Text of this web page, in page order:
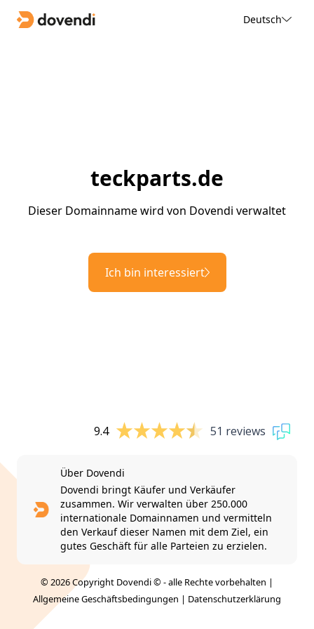
Deutsch
teckparts.de
Dieser Domainname wird von Dovendi verwaltet
Ich bin interessiert
9.4 51 reviews
Über Dovendi
Dovendi bringt Käufer und Verkäufer
zusammen. Wir verwalten über 250.000
internationale Domainnamen und vermitteln
den Verkauf dieser Namen mit dem Ziel, ein
gutes Geschäft für alle Parteien zu erzielen.
© 2026 Copyright Dovendi © - alle Rechte vorbehalten |
Allgemeine Geschäftsbedingungen | Datenschutzerklärung